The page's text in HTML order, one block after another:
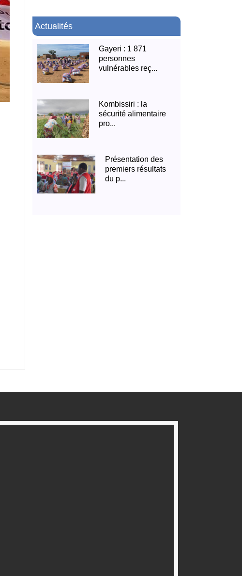
Actualités
Gayeri : 1 871
personnes
vulnérables reç...
Kombissiri : la
sécurité alimentaire
pro...
Présentation des
premiers résultats
du p...